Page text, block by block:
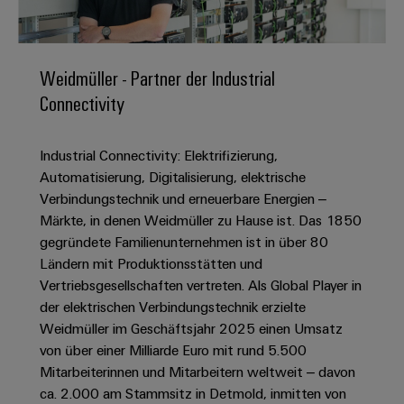
erlebbar
werden.
Lösungen
und
Produkte
Rechenzentren
–
effizient,
zuverlässig,
skalierbar
Energiespeicher
Lösungen
und
Produkte
für
Energiespeichersysteme
(ESS)
Energieübertragung
Anschlusstechnologie
Microgrids
OS
Edge
Computing
Industrial
5G
Single
Pair
Ethernet
Leiterplattenklemmen
und
-
Kabeleinführungssysteme
und
-
komponenten
Anschlussleitungen,
Patchkabel
und
Kabel
SPS
Fast
Service
Beratung
und
digitale
Planung
easyConnect
-
Ihre
Industrial
Service
Platform
Vertrieb uns
Info
für
unsere
Partner
Vertrieb
Großhandelssuche
News
Unternehmen
Weidmüller
und
Fakten
Unser
Vorstand
Nachhaltigkeit
Weidmüller
Academy
People
&
Culture
Compliance
Karriere
Stellen
für
Berufserfahrene
Studierende
Werkstudententätigkeiten
Praktika
Abschlussarbeiten
Neuanfang
für
Studienabbrecher
Offene
Weidmüller - Partner der Industrial
Connectivity
Industrial Connectivity: Elektrifizierung,
Automatisierung, Digitalisierung, elektrische
Verbindungstechnik und erneuerbare Energien –
Märkte, in denen Weidmüller zu Hause ist. Das 1850
gegründete Familienunternehmen ist in über 80
Ländern mit Produktionsstätten und
Vertriebsgesellschaften vertreten. Als Global Player in
der elektrischen Verbindungstechnik erzielte
Weidmüller im Geschäftsjahr 2025 einen Umsatz
von über einer Milliarde Euro mit rund 5.500
Mitarbeiterinnen und Mitarbeitern weltweit – davon
ca. 2.000 am Stammsitz in Detmold, inmitten von